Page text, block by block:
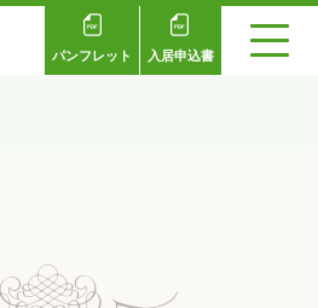
パンフレット 入居申込書